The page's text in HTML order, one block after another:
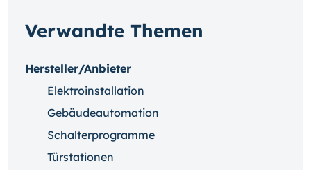
Verwandte Themen
Hersteller/Anbieter
Elektroinstallation
Gebäudeautomation
Schalterprogramme
Türstationen